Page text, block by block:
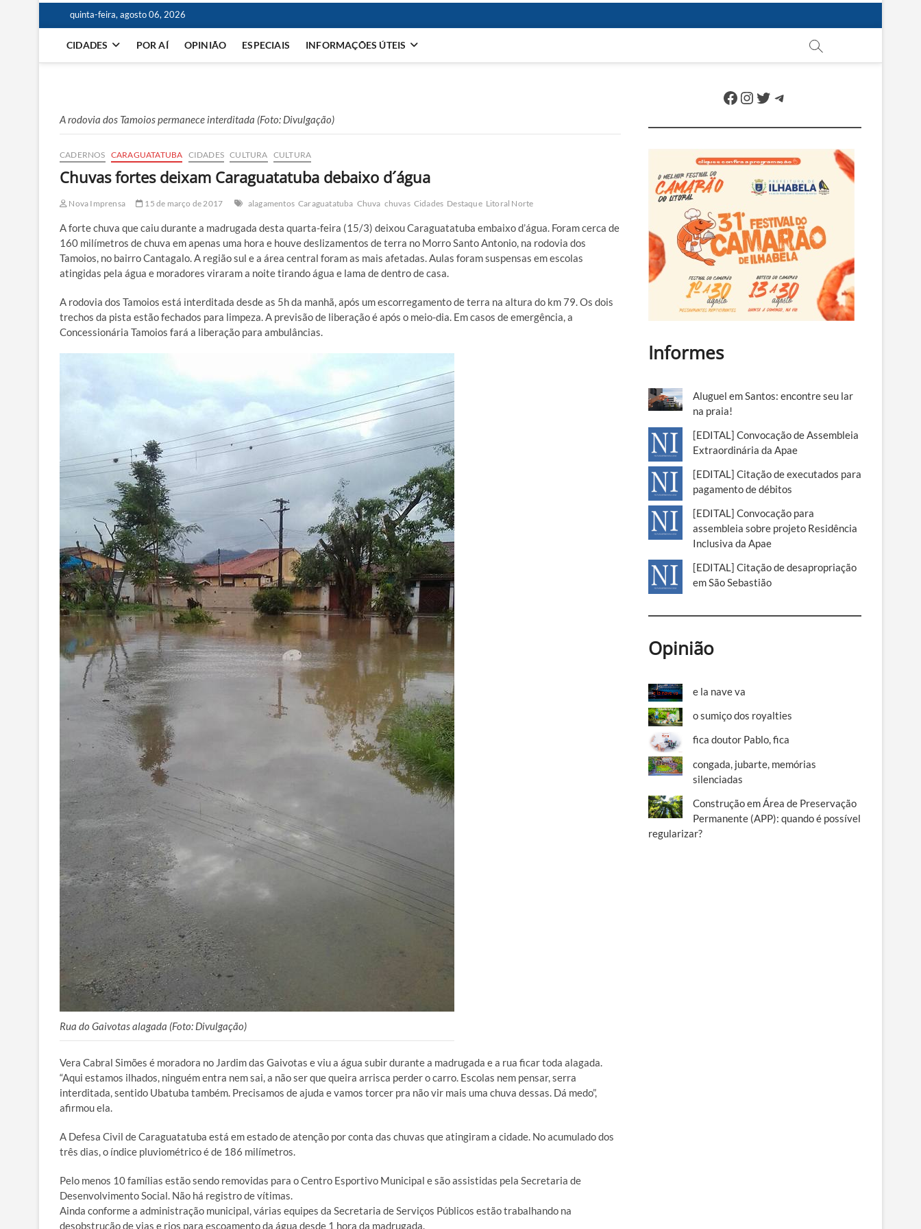
quinta-feira, agosto 06, 2026
CIDADES POR AÍ OPINIÃO ESPECIAIS INFORMAÇÕES ÚTEIS
A rodovia dos Tamoios permanece interditada (Foto: Divulgação)
CADERNOS CARAGUATATUBA CIDADES CULTURA CULTURA
Chuvas fortes deixam Caraguatatuba debaixo d´água
Nova Imprensa 15 de março de 2017 alagamentos Caraguatatuba Chuva chuvas Cidades Destaque Litoral Norte
A forte chuva que caiu durante a madrugada desta quarta-feira (15/3) deixou Caraguatatuba embaixo d’água. Foram cerca de
160 milímetros de chuva em apenas uma hora e houve deslizamentos de terra no Morro Santo Antonio, na rodovia dos
Tamoios, no bairro Cantagalo. A região sul e a área central foram as mais afetadas. Aulas foram suspensas em escolas
atingidas pela água e moradores viraram a noite tirando água e lama de dentro de casa.
A rodovia dos Tamoios está interditada desde as 5h da manhã, após um escorregamento de terra na altura do km 79. Os dois
trechos da pista estão fechados para limpeza. A previsão de liberação é após o meio-dia. Em casos de emergência, a
Concessionária Tamoios fará a liberação para ambulâncias.
Rua do Gaivotas alagada (Foto: Divulgação)
Vera Cabral Simões é moradora no Jardim das Gaivotas e viu a água subir durante a madrugada e a rua ficar toda alagada.
“Aqui estamos ilhados, ninguém entra nem sai, a não ser que queira arrisca perder o carro. Escolas nem pensar, serra
interditada, sentido Ubatuba também. Precisamos de ajuda e vamos torcer pra não vir mais uma chuva dessas. Dá medo”,
afirmou ela.
A Defesa Civil de Caraguatatuba está em estado de atenção por conta das chuvas que atingiram a cidade. No acumulado dos
três dias, o índice pluviométrico é de 186 milímetros.
Pelo menos 10 famílias estão sendo removidas para o Centro Esportivo Municipal e são assistidas pela Secretaria de
Desenvolvimento Social. Não há registro de vítimas.
Ainda conforme a administração municipal, várias equipes da Secretaria de Serviços Públicos estão trabalhando na
desobstrução de vias e rios para escoamento da água desde 1 hora da madrugada.
Facebook
Instagram
Twitter
Telegram
Informes
Aluguel em Santos: encontre seu lar
na praia!
[EDITAL] Convocação de Assembleia
Extraordinária da Apae
[EDITAL] Citação de executados para
pagamento de débitos
[EDITAL] Convocação para
assembleia sobre projeto Residência
Inclusiva da Apae
[EDITAL] Citação de desapropriação
em São Sebastião
Opinião
e la nave va
o sumiço dos royalties
fica doutor Pablo, fica
congada, jubarte, memórias
silenciadas
Construção em Área de Preservação
Permanente (APP): quando é possível
regularizar?